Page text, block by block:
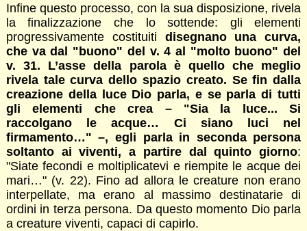
Infine questo processo, con la sua disposizione, rivela
la finalizzazione che lo sottende: gli elementi
progressivamente costituiti disegnano una curva,
che va dal "buono" del v. 4 al "molto buono" del
v. 31. L’asse della parola è quello che meglio
rivela tale curva dello spazio creato. Se fin dalla
creazione della luce Dio parla, e se parla di tutti
gli elementi che crea – "Sia la luce... Si
raccolgano le acque… Ci siano luci nel
firmamento…" –, egli parla in seconda persona
soltanto ai viventi, a partire dal quinto giorno:
"Siate fecondi e moltiplicatevi e riempite le acque dei
mari…" (v. 22). Fino ad allora le creature non erano
interpellate, ma erano al massimo destinatarie di
ordini in terza persona. Da questo momento Dio parla
a creature viventi, capaci di capirlo.